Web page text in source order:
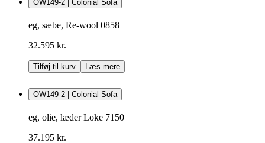
OW149-2 | Colonial Sofa
eg, sæbe, Re-wool 0858
32.595 kr.
Tilføj til kurv Læs mere
OW149-2 | Colonial Sofa
eg, olie, læder Loke 7150
37.195 kr.